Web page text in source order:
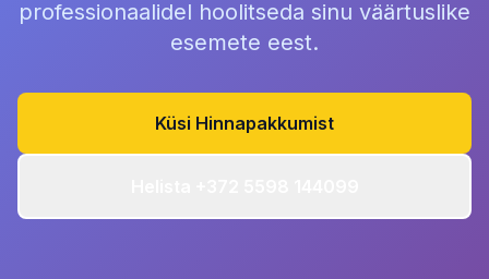
professionaalidel hoolitseda sinu väärtuslike
esemete eest.
Küsi Hinnapakkumist